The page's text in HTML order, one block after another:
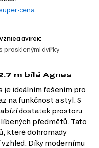
super-cena
Vzhled dvířek:
s prosklenými dvířky
m bílá Agnes
je ideálním řešením pro
na funkčnost a styl. S
dostatek prostoru
předmětů. Tato
které dohromady
Díky modernímu